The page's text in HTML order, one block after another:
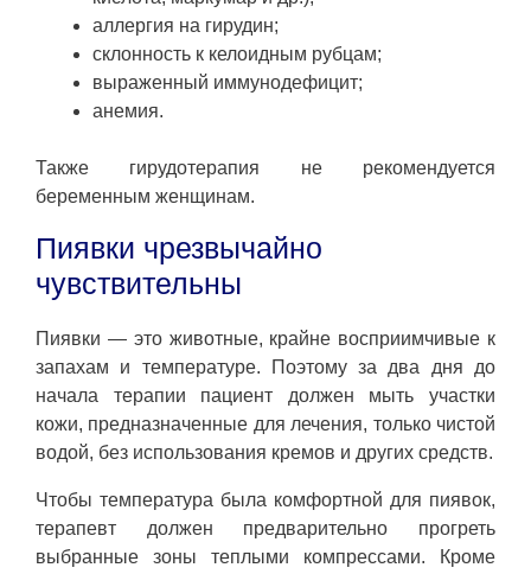
аллергия на гирудин;
склонность к келоидным рубцам;
выраженный иммунодефицит;
анемия.
Также гирудотерапия не рекомендуется
беременным женщинам.
Пиявки чрезвычайно
чувствительны
Пиявки — это животные, крайне восприимчивые к
запахам и температуре. Поэтому за два дня до
начала терапии пациент должен мыть участки
кожи, предназначенные для лечения, только чистой
водой, без использования кремов и других средств.
Чтобы температура была комфортной для пиявок,
терапевт должен предварительно прогреть
выбранные зоны теплыми компрессами. Кроме